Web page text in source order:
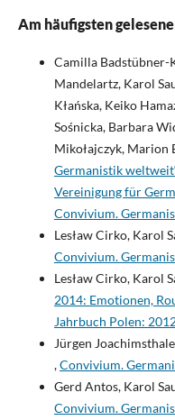
Am häufigsten
Camilla Badstübner-
Mandelartz, Karol
Kłańska, Keiko
Sośnicka, Barbara
Mikołajczyk, Marion
Germanistik
Vereinigung für
Convivium.
Lesław Cirko, Karol
Convivium.
Lesław Cirko, Karol
2014: Emotionen,
Jahrbuch Polen:
Jürgen
,Convivium.
Gerd Antos, Karol
Convivium.